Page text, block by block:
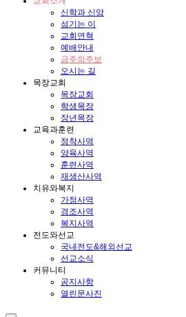
신학과 신앙
섬기는 이
교회연혁
예배안내
금주의주보
오시는 길
목장교회
목장교회
학생목장
장년목장
교육과훈련
정착사역
양육사역
훈련사역
재생산사역
치유와복지
가정사역
경조사역
복지사역
전도와선교
국내전도&해외선교
선교소식
커뮤니티
공지사항
열린문사진